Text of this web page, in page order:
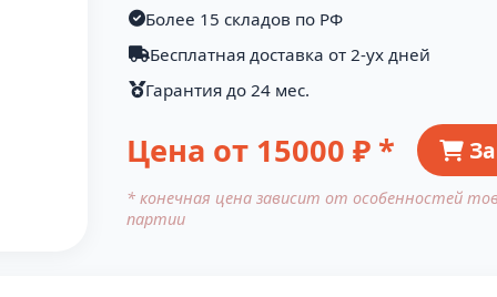
Более 15 складов по РФ
Бесплатная доставка от 2-ух дней
Гарантия до 24 мес.
Цена от 15000 ₽ *
* конечная цена зависит от особенностей
партии